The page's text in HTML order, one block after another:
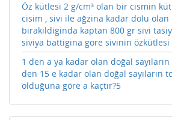
Öz kütlesi 2 g/cm³ olan bir cismin
cisim , sivi ile ağzina kadar dolu olan
birakildiginda kaptan 800 gr sivi
siviya battigina gore sivinin özkütlesi
1 den a ya kadar olan doğal sayıların
den 15 e kadar olan doğal sayıların
olduğuna göre a kaçtır?5